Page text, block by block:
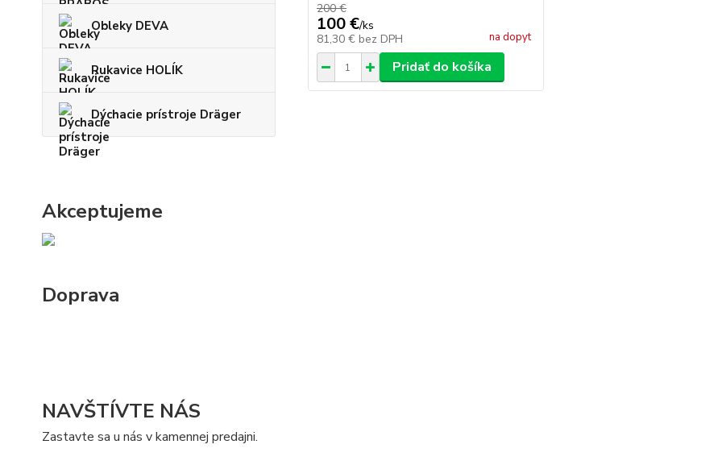
Obleky DEVA
Rukavice HOLÍK
Dýchacie prístroje Dräger
Akceptujeme
Doprava
NAVŠTÍVTE NÁS
Zastavte sa u nás v kamennej predajni.
200 €
100 €/ks
81,30 € bez DPH na dopyt
Pridať do košíka